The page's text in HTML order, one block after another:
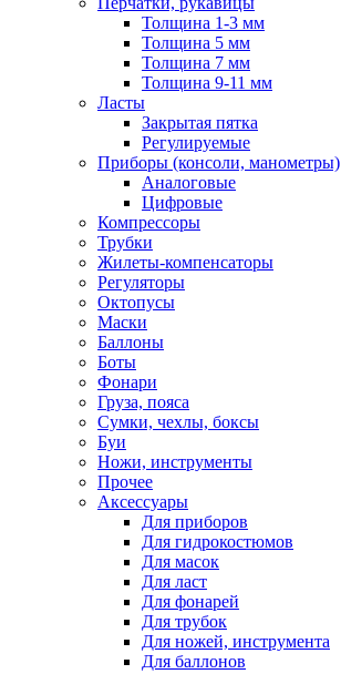
Толщина 1-3 мм
Толщина 5 мм
Толщина 7 мм
Толщина 9-11 мм
Ласты
Закрытая пятка
Регулируемые
Приборы (консоли, манометры)
Аналоговые
Цифровые
Компрессоры
Трубки
Жилеты-компенсаторы
Регуляторы
Октопусы
Маски
Баллоны
Боты
Фонари
Груза, пояса
Сумки, чехлы, боксы
Буи
Ножи, инструменты
Прочее
Аксессуары
Для приборов
Для гидрокостюмов
Для масок
Для ласт
Для фонарей
Для трубок
Для ножей, инструмента
Для баллонов